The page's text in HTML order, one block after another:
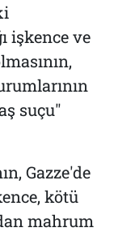
işkence ve
suçu"
Gazze'de
kötü
mahrum